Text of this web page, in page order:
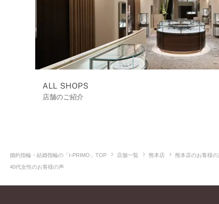
ALL SHOPS
店舗のご紹介
婚約指輪・結婚指輪の「I-PRIMO」TOP 店舗一覧 熊本店
熊本店のお客様
40代女性のお客様の声